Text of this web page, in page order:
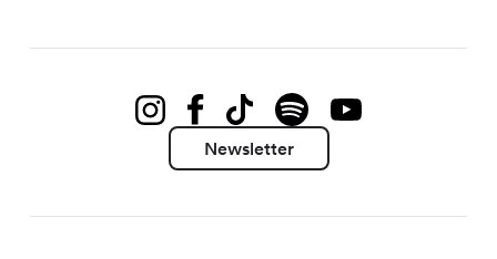
Newsletter